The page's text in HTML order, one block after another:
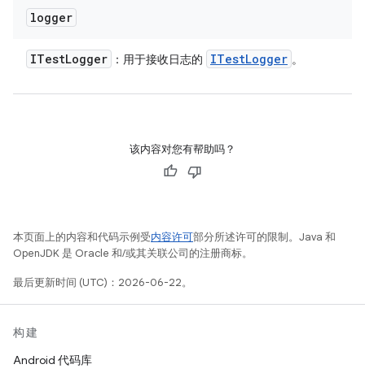
logger
ITestLogger ：用于接收日志的 ITestLogger 。
该内容对您有帮助吗？
本页面上的内容和代码示例受内容许可部分所述许可的限制。Java 和
OpenJDK 是 Oracle 和/或其关联公司的注册商标。
最后更新时间 (UTC)：2026-06-22。
构建
Android 代码库